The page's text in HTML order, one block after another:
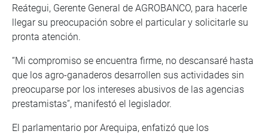
Reátegui, Gerente General de AGROBANCO, para hacerle
llegar su preocupación sobre el particular y solicitarle su
pronta atención.
“Mi compromiso se encuentra firme, no descansaré hasta
que los agro-ganaderos desarrollen sus actividades sin
preocuparse por los intereses abusivos de las agencias
prestamistas”, manifestó el legislador.
El parlamentario por Arequipa, enfatizó que los